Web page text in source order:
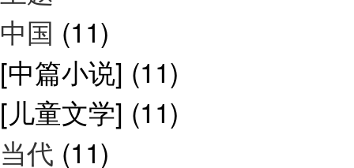
中国 (11)
[中篇小说] (11)
[儿童文学] (11)
当代 (11)